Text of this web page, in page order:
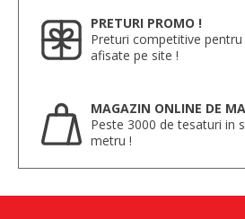
PRETURI PROMO !
Preturi competitive
afisate pe site !
MAGAZIN ONLINE DE
Peste 3000 de tesaturi in
metru !